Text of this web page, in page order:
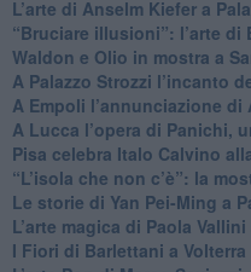
​L’arte di Anselm Kiefer a
​“Bruciare illusioni”: l’arte di
​Waldon e Olio in mostra a
​A Palazzo Strozzi l’incanto
​A Empoli l’annunciazione di
A Lucca l’opera di Panichi,
Pisa celebra Italo Calvino
“L’isola che non c’è”: la
​Le storie di Yan Pei-Ming a
​L’arte magica di Paola
​I Fiori di Barlettani a Volterra